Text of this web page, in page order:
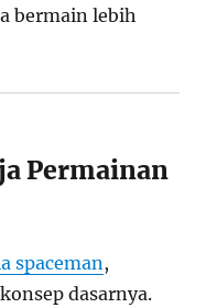
bermain lebih
Permainan
spaceman,
dasarnya.